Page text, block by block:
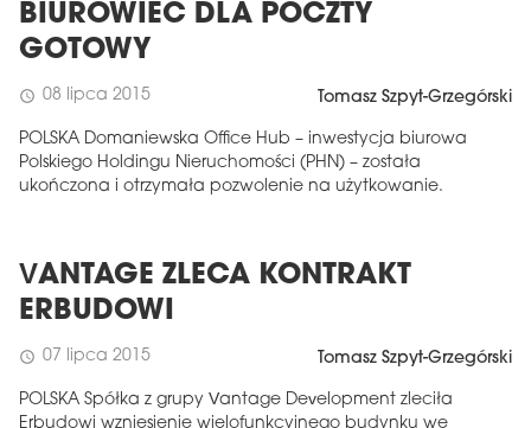
BIUROWIEC DLA POCZTY
GOTOWY
schedule 08 lipca 2015 Tomasz Szpyt-Grzegórski
POLSKA Domaniewska Office Hub – inwestycja biurowa
Polskiego Holdingu Nieruchomości (PHN) – została
ukończona i otrzymała pozwolenie na użytkowanie.
VANTAGE ZLECA KONTRAKT
ERBUDOWI
schedule 07 lipca 2015 Tomasz Szpyt-Grzegórski
POLSKA Spółka z grupy Vantage Development zleciła
Erbudowi wzniesienie wielofunkcyjnego budynku we